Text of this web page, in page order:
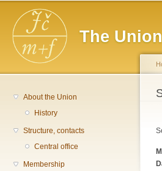
The
Main menu
About the Union
History
Structure, contacts
Central office
Membership